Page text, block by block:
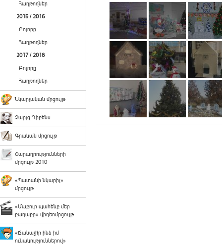
Հաղթողներ
2015 / 2016
Բոլորը
Հաղթողներ
2017 / 2018
Բոլորը
Հաղթողներ
Նկարչական մրցույթ
Չարլզ Դիքենս
Գրական մրցույթ
Շարադրությունների
մրցույթ 2010
«Պատանի նկարիչ»
մրցույթ
«Մաքուր պահենք մեր
քաղաքը» վիդեոմրցույթ
«Ճանաչի՛ր ինձ իմ
ունակություններով»